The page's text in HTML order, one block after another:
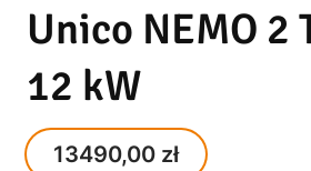
Unico NEMO 2
12 kW
13490,00 zł